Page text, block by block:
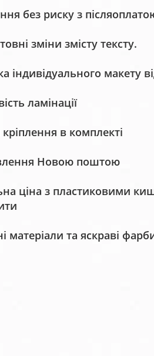
без риску з
зміни змісту тексту.
індивідуального макету
ламінації
в комплекті
Новою поштою
ціна з пластиковими
матеріали та яскраві